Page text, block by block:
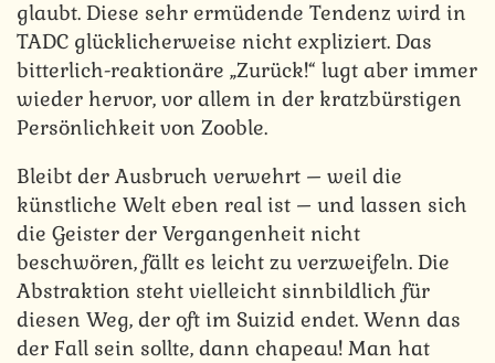
glaubt. Diese sehr ermüdende Tendenz wird in
TADC glücklicherweise nicht expliziert. Das
bitterlich-reaktionäre „Zurück!“ lugt aber immer
wieder hervor, vor allem in der kratzbürstigen
Persönlichkeit von Zooble.
Bleibt der Ausbruch verwehrt – weil die
künstliche Welt eben real ist – und lassen sich
die Geister der Vergangenheit nicht
beschwören, fällt es leicht zu verzweifeln. Die
Abstraktion steht vielleicht sinnbildlich für
diesen Weg, der oft im Suizid endet. Wenn das
der Fall sein sollte, dann chapeau! Man hat